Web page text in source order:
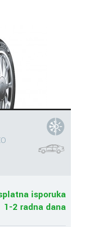
isporuka
1-2 radna dana